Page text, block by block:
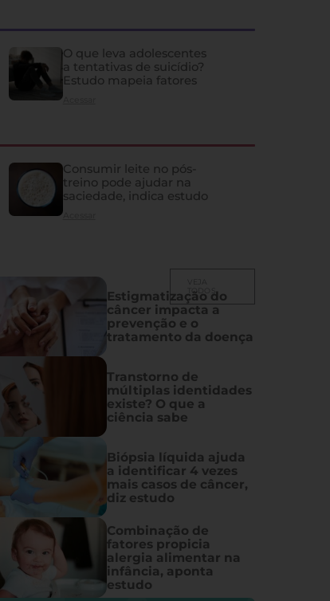
Idosos podem estar
do que deveriam, alerta
Artigo aponta que níveis considerados normais da vitamina podem
O que leva adolescentes
a tentativas de suicídio?
Estudo mapeia fatores
Acessar
Consumir leite no pós-
treino pode ajudar na
saciedade, indica estudo
Acessar
TODOS
Estigmatização do
câncer impacta a
prevenção e o
tratamento da doença
Transtorno de
múltiplas identidades
existe? O que a
ciência sabe
Biópsia líquida ajuda
a identificar 4 vezes
mais casos de câncer,
diz estudo
Combinação de
fatores propicia
alergia alimentar na
infância, aponta
estudo